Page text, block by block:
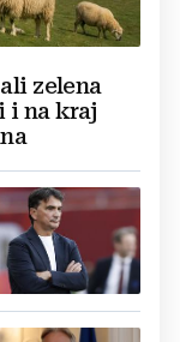
zelena
i na kraj